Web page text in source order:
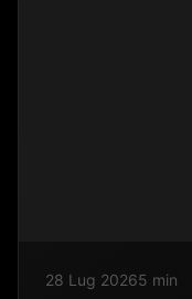
28 Lug 20265 min